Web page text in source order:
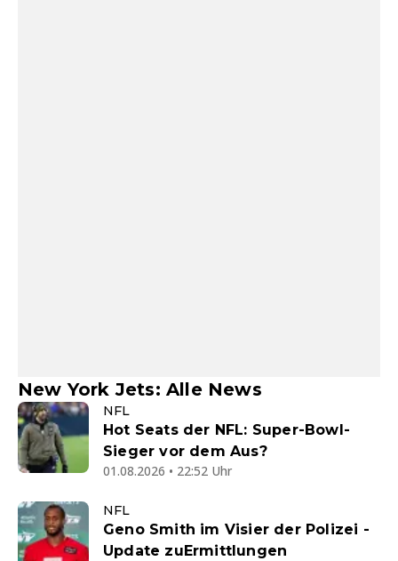
New York Jets: Alle News
NFL
Hot Seats der NFL: Super-Bowl-
Sieger vor dem Aus?
01.08.2026 • 22:52 Uhr
NFL
Geno Smith im Visier der Polizei -
Update zuErmittlungen